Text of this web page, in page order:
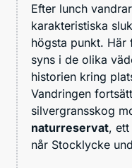
Efter lunch
karakteristiska
högsta punkt.
syns i de olika
historien kring
Vandringen
silvergransskog
naturreservat,
når Stocklycke